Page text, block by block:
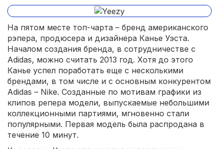
На пятом месте топ-чарта – бренд американского
рэпера, продюсера и дизайнера Канье Уэста.
Началом создания бренда, в сотрудничестве с
Adidas, можно считать 2013 год. Хотя до этого
Канье успел поработать еще с несколькими
брендами, в том числе и с основным конкурентом
Adidas – Nike. Созданные по мотивам графики из
клипов репера модели, выпускаемые небольшими
коллекционными партиями, мгновенно стали
популярными. Первая модель была распродана в
течение 10 минут.